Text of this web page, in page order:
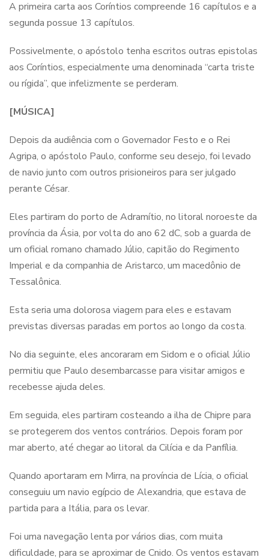
A primeira carta aos Coríntios compreende 16 capítulos e a
segunda possue 13 capítulos.
Possivelmente, o apóstolo tenha escritos outras epistolas
aos Coríntios, especialmente uma denominada “carta triste
ou rígida”, que infelizmente se perderam.
[MÚSICA]
Depois da audiência com o Governador Festo e o Rei
Agripa, o apóstolo Paulo, conforme seu desejo, foi levado
de navio junto com outros prisioneiros para ser julgado
perante César.
Eles partiram do porto de Adramítio, no litoral noroeste da
província da Ásia, por volta do ano 62 dC, sob a guarda de
um oficial romano chamado Júlio, capitão do Regimento
Imperial e da companhia de Aristarco, um macedônio de
Tessalônica.
Esta seria uma dolorosa viagem para eles e estavam
previstas diversas paradas em portos ao longo da costa.
No dia seguinte, eles ancoraram em Sidom e o oficial Júlio
permitiu que Paulo desembarcasse para visitar amigos e
recebesse ajuda deles.
Em seguida, eles partiram costeando a ilha de Chipre para
se protegerem dos ventos contrários. Depois foram por
mar aberto, até chegar ao litoral da Cilícia e da Panfília.
Quando aportaram em Mirra, na província de Lícia, o oficial
conseguiu um navio egípcio de Alexandria, que estava de
partida para a Itália, para os levar.
Foi uma navegação lenta por vários dias, com muita
dificuldade, para se aproximar de Cnido. Os ventos estavam